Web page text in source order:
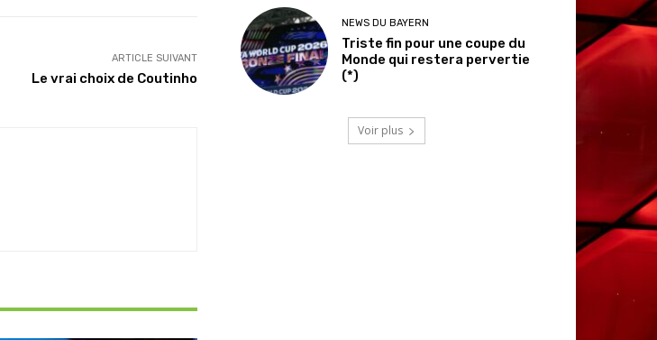
ARTICLE SUIVANT
Le vrai choix de Coutinho
NEWS DU BAYERN
Triste fin pour une coupe du
Monde qui restera pervertie
(*)
Voir plus